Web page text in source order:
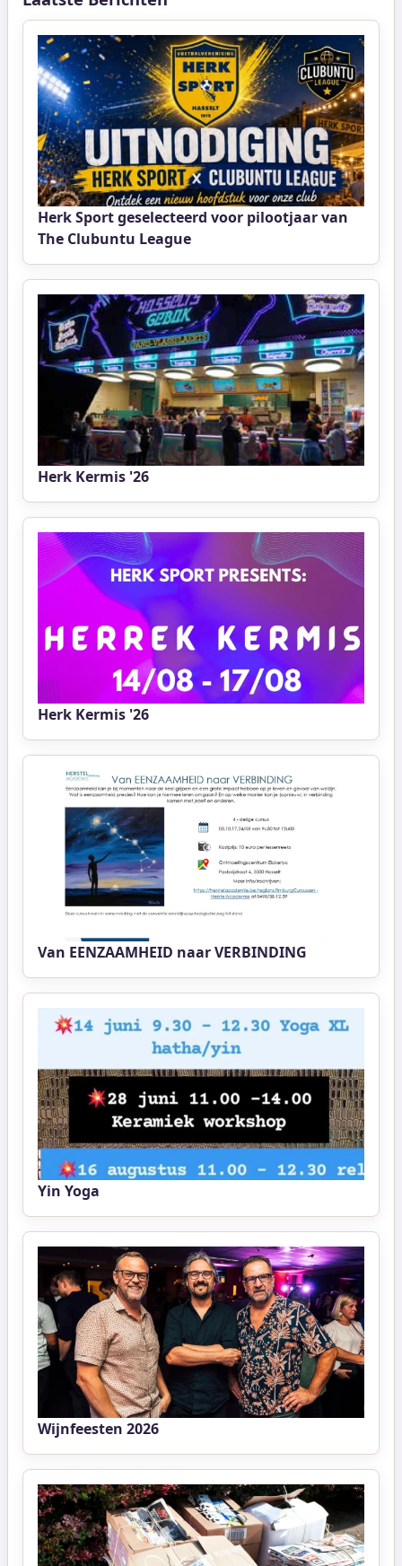
Herk Sport geselecteerd voor pilootjaar van
The Clubuntu League
Herk Kermis '26
Herk Kermis '26
Van EENZAAMHEID naar VERBINDING
Yin Yoga
Wijnfeesten 2026